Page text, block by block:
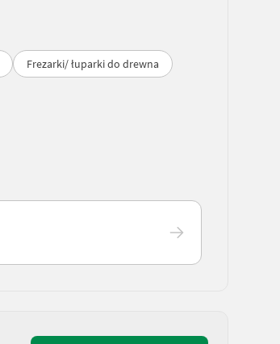
Frezarki/ łuparki do drewna